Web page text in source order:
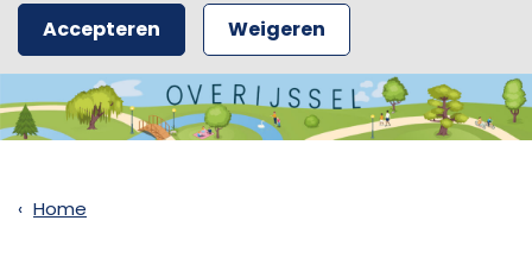
Accepteren Weigeren
Home